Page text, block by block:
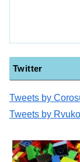
Twitter
Tweets by
Tweets by